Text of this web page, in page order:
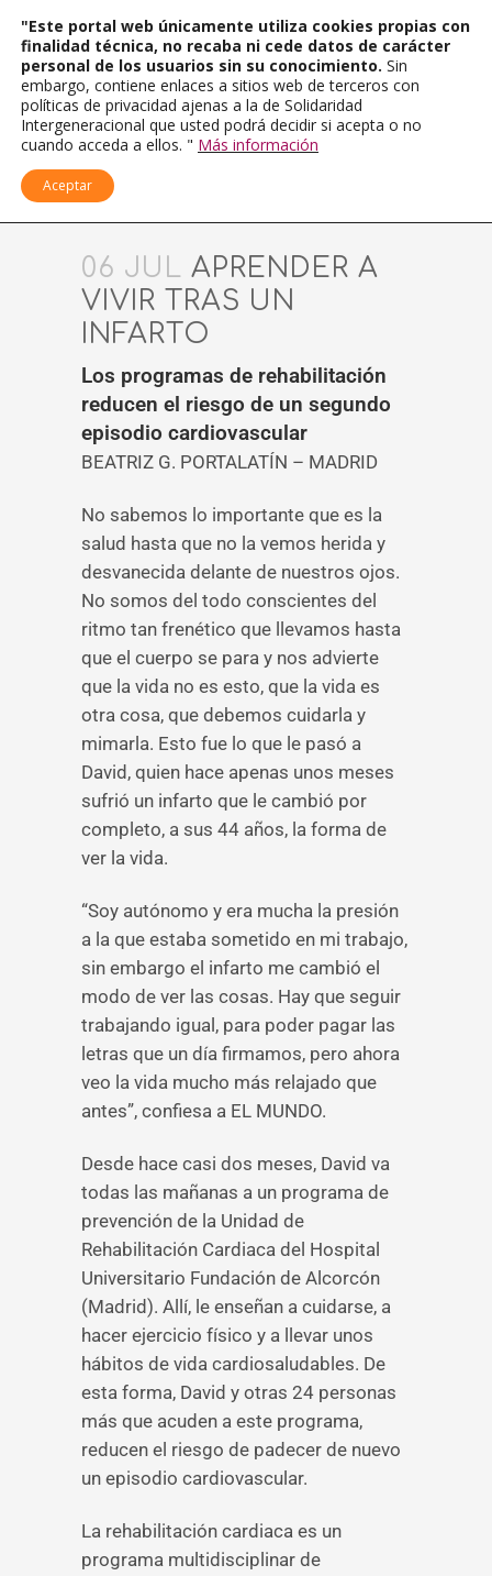
06 JUL APRENDER A
VIVIR TRAS UN
INFARTO
Los programas de rehabilitación
reducen el riesgo de un segundo
episodio cardiovascular
BEATRIZ G. PORTALATÍN – MADRID
No sabemos lo importante que es la
salud hasta que no la vemos herida y
desvanecida delante de nuestros ojos.
No somos del todo conscientes del
ritmo tan frenético que llevamos hasta
que el cuerpo se para y nos advierte
que la vida no es esto, que la vida es
otra cosa, que debemos cuidarla y
mimarla. Esto fue lo que le pasó a
David, quien hace apenas unos meses
sufrió un infarto que le cambió por
completo, a sus 44 años, la forma de
ver la vida.
“Soy autónomo y era mucha la presión
a la que estaba sometido en mi trabajo,
sin embargo el infarto me cambió el
modo de ver las cosas. Hay que seguir
trabajando igual, para poder pagar las
letras que un día firmamos, pero ahora
veo la vida mucho más relajado que
antes”, confiesa a EL MUNDO.
Desde hace casi dos meses, David va
todas las mañanas a un programa de
prevención de la Unidad de
Rehabilitación Cardiaca del Hospital
Universitario Fundación de Alcorcón
(Madrid). Allí, le enseñan a cuidarse, a
hacer ejercicio físico y a llevar unos
hábitos de vida cardiosaludables. De
esta forma, David y otras 24 personas
más que acuden a este programa,
reducen el riesgo de padecer de nuevo
un episodio cardiovascular.
La rehabilitación cardiaca es un
programa multidisciplinar de
"Este portal web únicamente utiliza cookies propias con
finalidad técnica, no recaba ni cede datos de carácter
personal de los usuarios sin su conocimiento. Sin
embargo, contiene enlaces a sitios web de terceros con
políticas de privacidad ajenas a la de Solidaridad
Intergeneracional que usted podrá decidir si acepta o no
cuando acceda a ellos. " Más información
Aceptar